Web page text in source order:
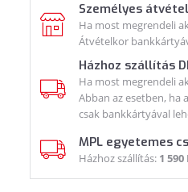
Személyes
Ha most megrendeli
Átvételkor
Házhoz szállítás
Ha most megrendeli
Abban az esetben, ha
csak bankkártyával
MPL egyetemes
Házhoz szállítás: 1